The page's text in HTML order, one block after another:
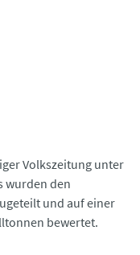
Volkszeitung unter
wurden den
und auf einer
bewertet.